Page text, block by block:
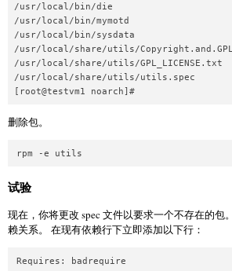
/usr/local/bin/die
/usr/local/bin/mymotd
/usr/local/bin/sysdata
/usr/local/share/utils/
/usr/local/share/utils/GPL_LICENSE.txt
/usr/local/share/utils/utils.spec
[root@testvm1 noarch]#
删除包。
rpm -e utils
试验
现在，你将更改 spec 文件以要求一个不存在的包
赖关系。 在现有依赖行下立即添加以下行：
Requires: badrequire